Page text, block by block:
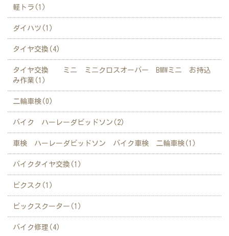
軽トラ(1)
ダイハツ(1)
タイヤ交換(4)
タイヤ交換 ミニ ミニクロスオーバー BMWミニ お持込
み作業(1)
二輪車検(0)
バイク ハーレーダビッドソン(2)
車検 ハーレーダビッドソン バイク車検 二輪車検(1)
バイクタイヤ交換(1)
ビクスク(1)
ビックスクーター(1)
バイク修理(4)